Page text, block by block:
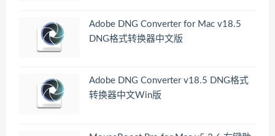
Adobe DNG Converter for Mac v18.5
DNG格式转换器中文版
Adobe DNG Converter v18.5 DNG格式
转换器中文Win版